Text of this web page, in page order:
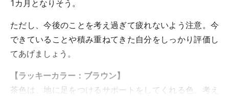
1カ月となりそう。
ただし、今後のことを考え過ぎて疲れないよう注意。今
できていることや積み重ねてきた自分をしっかり評価し
てあげましょう。
【ラッキーカラー：ブラウン】
茶色は、地に足をつけるサポートをしてくれる色。考え